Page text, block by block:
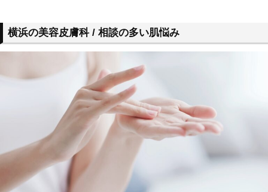
横浜の美容皮膚科 / 相談の多い肌悩み